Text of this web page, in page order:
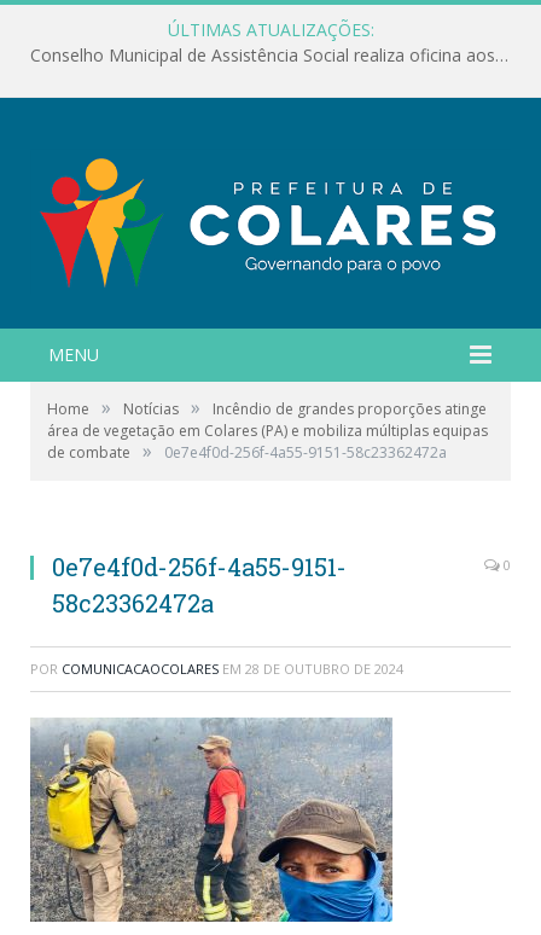
ÚLTIMAS ATUALIZAÇÕES:
Conselho Municipal de Assistência Social realiza oficina aos servidores
MENU
Home » Notícias »
Incêndio de grandes proporções atinge
área de vegetação em Colares (PA) e mobiliza múltiplas equipas
de combate
» 0e7e4f0d-256f-4a55-9151-58c23362472a
0e7e4f0d-256f-4a55-9151-
58c23362472a
0
POR COMUNICACAOCOLARES EM 28 DE OUTUBRO DE 2024